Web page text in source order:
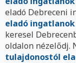
eladó Debreceni
eladó ingatlanok
keresel
oldalon nézelődj.
tulajdonostól